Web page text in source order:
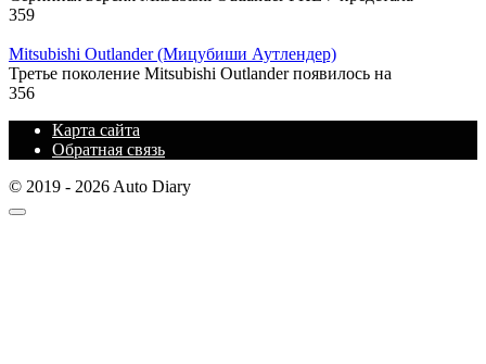
359
Mitsubishi Outlander (Мицубиши Аутлендер)
Третье поколение Mitsubishi Outlander появилось на
356
Карта сайта
Обратная связь
© 2019 - 2026 Auto Diary